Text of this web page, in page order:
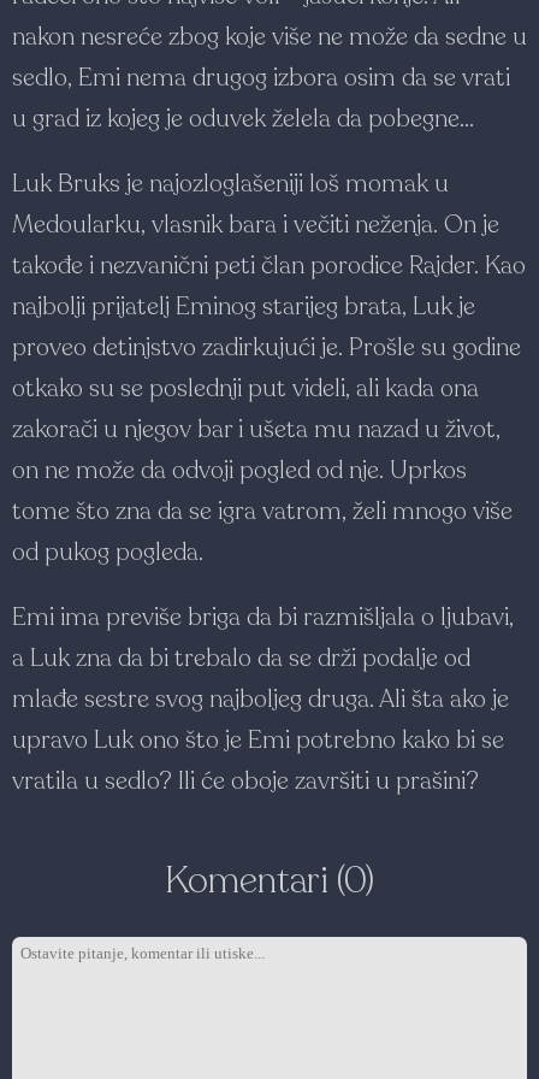
nakon nesreće zbog koje više ne može da sedne u
sedlo, Emi nema drugog izbora osim da se vrati
u grad iz kojeg je oduvek želela da pobegne...
Luk Bruks je najozloglašeniji loš momak u
Medoularku, vlasnik bara i večiti neženja. On je
takođe i nezvanični peti član porodice Rajder. Kao
najbolji prijatelj Eminog starijeg brata, Luk je
proveo detinjstvo zadirkujući je. Prošle su godine
otkako su se poslednji put videli, ali kada ona
zakorači u njegov bar i ušeta mu nazad u život,
on ne može da odvoji pogled od nje. Uprkos
tome što zna da se igra vatrom, želi mnogo više
od pukog pogleda.
Emi ima previše briga da bi razmišljala o ljubavi,
a Luk zna da bi trebalo da se drži podalje od
mlađe sestre svog najboljeg druga. Ali šta ako je
upravo Luk ono što je Emi potrebno kako bi se
vratila u sedlo? Ili će oboje završiti u prašini?
Komentari (0)